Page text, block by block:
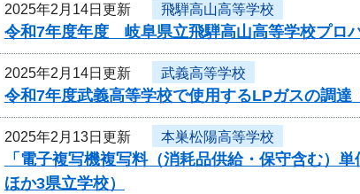
2025年2月14日更新 飛騨高山高等学校
令和7年度年度 岐阜県立飛騨高山高等学校プロ
2025年2月14日更新 武義高等学校
令和7年度武義高等学校で使用するLPガスの調
2025年2月13日更新 本巣松陽高等学校
「電子複写機複写料（消耗品供給・保守含む）
ほか3県立学校）